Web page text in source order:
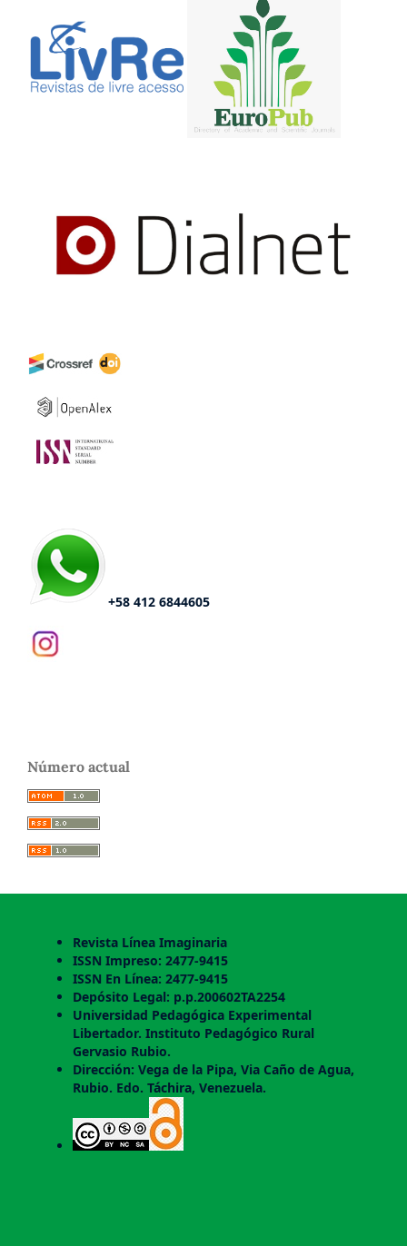
+58 412 6844605
Número actual
Revista Línea Imaginaria
ISSN Impreso: 2477-9415
ISSN En Línea: 2477-9415
Depósito Legal: p.p.200602TA2254
Universidad Pedagógica Experimental
Libertador. Instituto Pedagógico Rural
Gervasio Rubio.
Dirección: Vega de la Pipa, Via Caño de Agua,
Rubio. Edo. Táchira, Venezuela.